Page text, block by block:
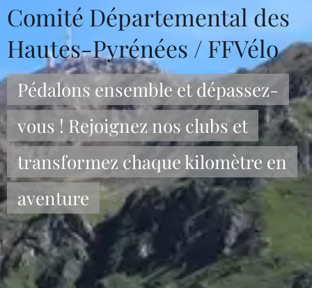
Comité Départemental des
Hautes-Pyrénées / FFVélo
Pédalons ensemble et dépassez-
vous ! Rejoignez nos clubs et
transformez chaque kilomètre en
aventure